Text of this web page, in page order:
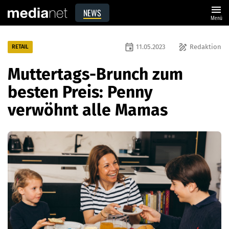
NEWS menu
Menü
RETAIL draw Redaktion
event 11.05.2023
Muttertags-Brunch zum
besten Preis: Penny
verwöhnt alle Mamas